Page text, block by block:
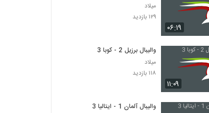
۰۶:۱۹
میلاد
۱۲۹ بازدید
۱۱:۰۹
والیبال برزیل 2 - کوبا 3
میلاد
۱۱۸ بازدید
والیبال آلمان 1 - ایتالیا 3